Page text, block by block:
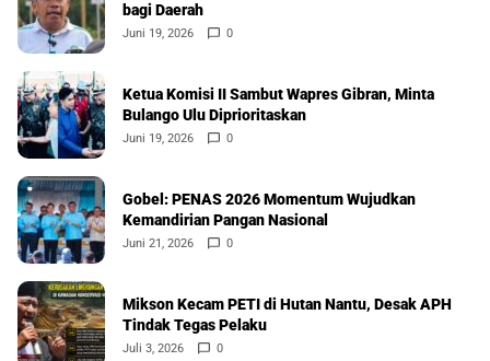
bagi Daerah
Juni 19, 2026 0
Ketua Komisi II Sambut Wapres Gibran, Minta
Bulango Ulu Diprioritaskan
Juni 19, 2026 0
Gobel: PENAS 2026 Momentum Wujudkan
Kemandirian Pangan Nasional
Juni 21, 2026 0
Mikson Kecam PETI di Hutan Nantu, Desak APH
Tindak Tegas Pelaku
Juli 3, 2026 0